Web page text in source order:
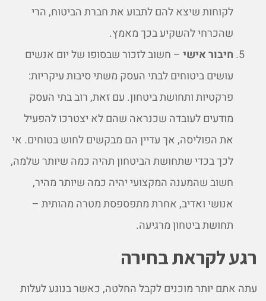
לקוחות שיצא להם לתבוע את חברת הביטוח, הרי
שהכרחי להשקיע בכך מאמץ.
חיבור אישי – חשוב לזכור שבסופו של יום אנשים
עושים ביטוחים לבתי העסק משתי סיבות עיקריות:
פרקטיות ותחושת ביטחון. עם זאת, רוב בתי העסק
מודעים לעובדה שכנראה שהם לא יצטרכו להפעיל
את הפוליסה, אך עדיין הם מבקשים לחוש בטוחים. אי
לכך בכדי שתחושת הביטחון תהיה כמה שיותר שלמה,
חשוב שהמענה המקצועי יהיה כמה שיותר מהיר,
אנושי ואדיב, אחרת מתפספסת מטרה מהותית –
תחושת ביטחון מרגיעה.
רגע לקראת בחירה
עתה אתם יותר מוכנים לקבל החלטה, כאשר בנוגע לעלות